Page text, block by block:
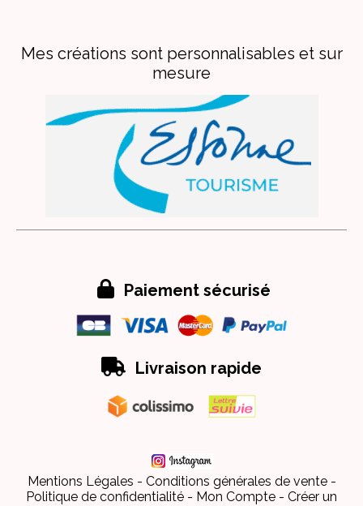
Mes créations sont personnalisables et sur
mesure
 Paiement sécurisé
 Livraison rapide
Mentions Légales
Conditions générales de vente
Politique de confidentialité
Mon Compte
Créer un